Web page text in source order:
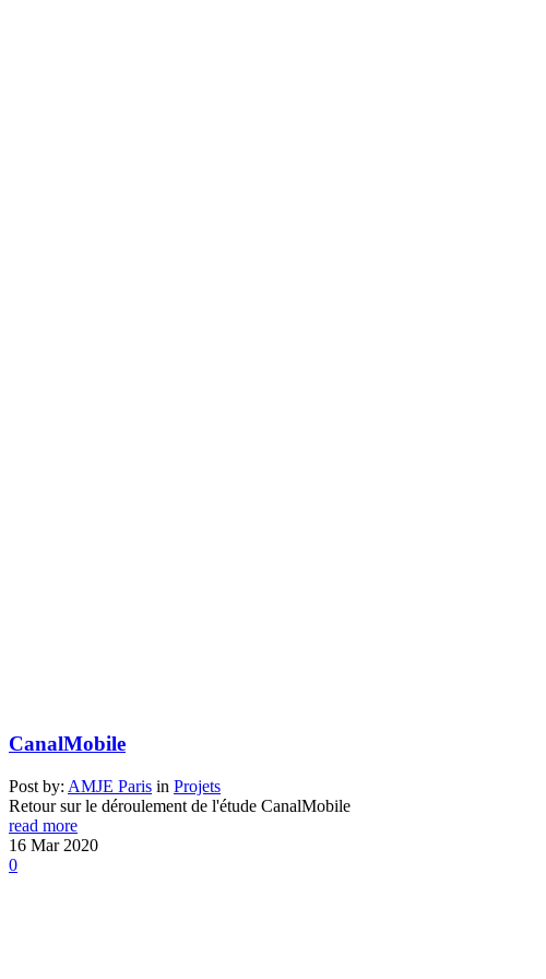
CanalMobile
Post by: AMJE Paris in Projets
Retour sur le déroulement de l'étude CanalMobile
read more
16 Mar 2020
0